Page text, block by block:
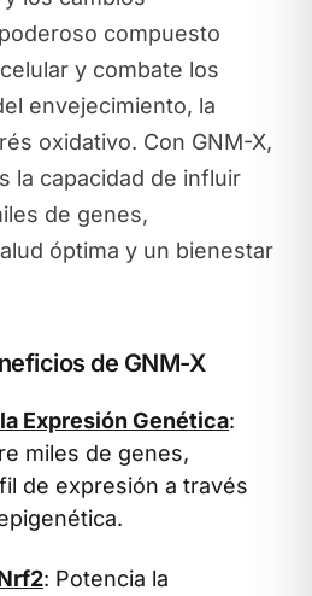
compuesto
y combate los
envejecimiento, la
oxidativo. Con GNM-X,
la capacidad de influir
de genes,
óptima y un bienestar
de GNM-X
Expresión Genética:
miles de genes,
de expresión a través
: Potencia la